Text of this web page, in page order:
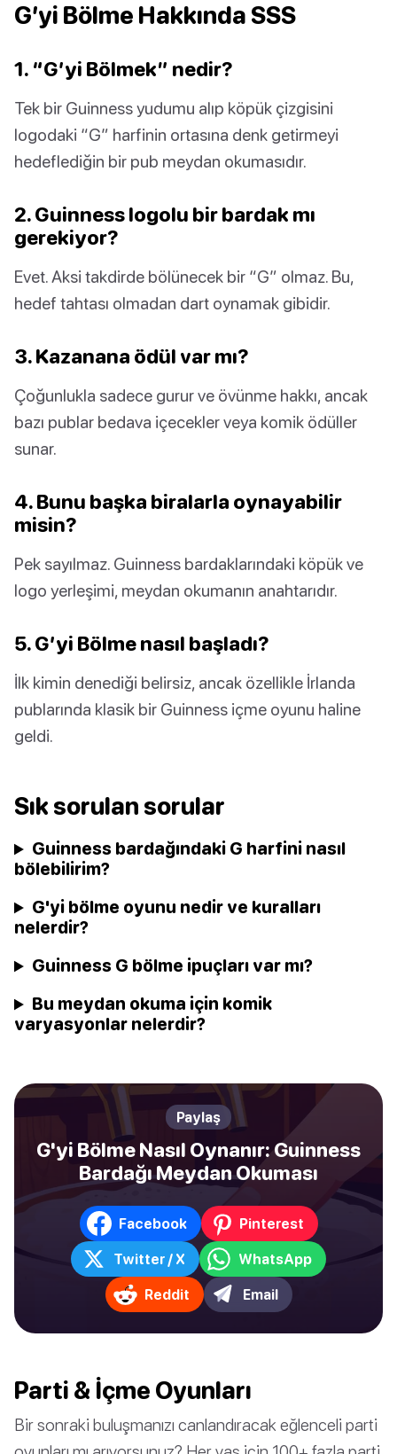
G’yi Bölme Hakkında SSS
1. “G’yi Bölmek” nedir?
Tek bir Guinness yudumu alıp köpük çizgisini
logodaki “G” harfinin ortasına denk getirmeyi
hedeflediğin bir pub meydan okumasıdır.
2. Guinness logolu bir bardak mı
gerekiyor?
Evet. Aksi takdirde bölünecek bir “G” olmaz. Bu,
hedef tahtası olmadan dart oynamak gibidir.
3. Kazanana ödül var mı?
Çoğunlukla sadece gurur ve övünme hakkı, ancak
bazı publar bedava içecekler veya komik ödüller
sunar.
4. Bunu başka biralarla oynayabilir
misin?
Pek sayılmaz. Guinness bardaklarındaki köpük ve
logo yerleşimi, meydan okumanın anahtarıdır.
5. G’yi Bölme nasıl başladı?
İlk kimin denediği belirsiz, ancak özellikle İrlanda
publarında klasik bir Guinness içme oyunu haline
geldi.
Sık sorulan sorular
Guinness bardağındaki G harfini nasıl
bölebilirim?
G'yi bölme oyunu nedir ve kuralları
nelerdir?
Guinness G bölme ipuçları var mı?
Bu meydan okuma için komik
varyasyonlar nelerdir?
Paylaş
G'yi Bölme Nasıl Oynanır: Guinness
Bardağı Meydan Okuması
Facebook Pinterest
Twitter / X WhatsApp
Reddit Email
Parti & İçme Oyunları
Bir sonraki buluşmanızı canlandıracak eğlenceli parti